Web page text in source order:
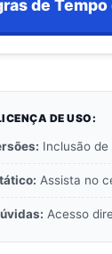
de
DE USO:
Inclusão
Assista no
Acesso